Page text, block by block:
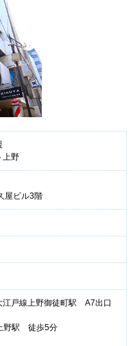
上野
屋ビル3階
江戸線上野御徒町駅 A7出口
野駅 徒歩5分